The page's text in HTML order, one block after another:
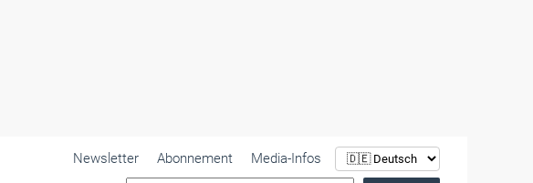
Newsletter Abonnement
Media-Infos